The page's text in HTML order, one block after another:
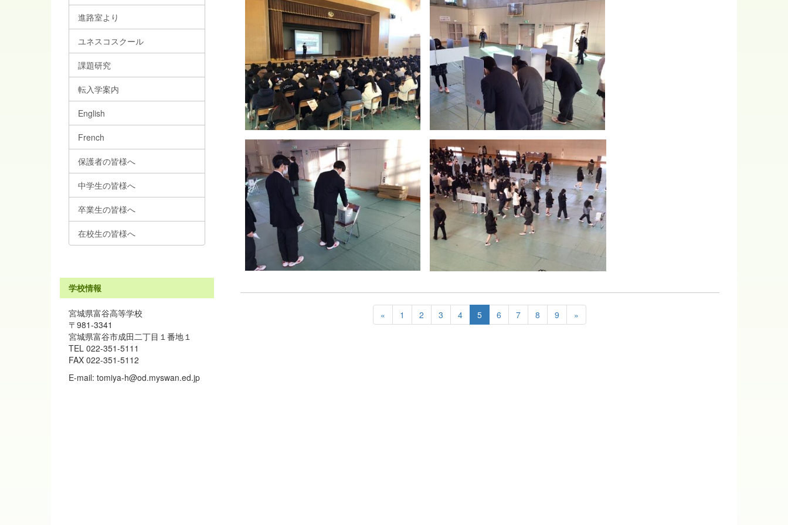
« 1 2 3 4 5 6 7 8 9 »
進路室より
ユネスコスクール
課題研究
転入学案内
English
French
保護者の皆様へ
中学生の皆様へ
卒業生の皆様へ
在校生の皆様へ
学校情報
宮城県富谷高等学校
〒981-3341
宮城県富谷市成田二丁目１番地１
TEL 022-351-5111
FAX 022-351-5112
E-mail: tomiya-h@od.myswan.ed.jp